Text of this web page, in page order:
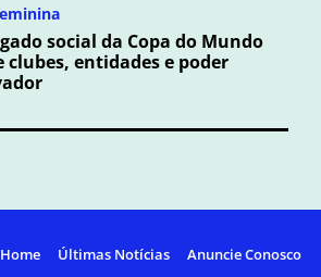
social da Copa do Mundo
entidades e poder
Home Últimas Notícias Anuncie Conosco